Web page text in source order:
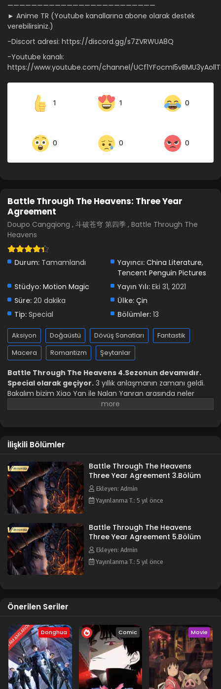
—————————————————————————
► Anime TR (Youtube kanallarına abone olarak destek
verebilirsiniz.)
-Discort adresi: https://discord.gg/s7ZVRWUA8Q
-Youtube kanalı:
https://www.youtube.com/channel/
1 1 0
0 0 0
Battle Through The Heavens: Three Year
Agreement
Doupo Cangqiong , 斗破苍穹 第四季 , Battle Through The
Heavens
Durum: Tamamlandı Yayıncı: China Literature,
Tencent Penguin Pictures
Stüdyo: Motion Magic Yayın Yılı: Eki 31, 2021
Süre: 20 dakika Ülke: Çin
Tip: Special Bölümler: 13
Aksiyon Doğaüstü Dövüş Sanatları
Fantastik
Macera
Romantizm Şeytanlar
Battle Through The Heavens 4.Sezonun devamıdır.
Special olarak geçiyor. 3 yıllık anlaşmanın zamanı geldi.
Bakalım bizim Xiao Yan ile Nalan Yanran arasında neler
geçecek? 5. sezonu izlemek için tıklayınız:
İlişkili Bölümler
Battle Through The Heavens
Three Year Agreement 3.Bölüm
Ekleyen: Admin
Yayınlanma T.: 5 yıl önce
Battle Through The Heavens
Three Year Agreement 5.Bölüm
Ekleyen: Admin
Yayınlanma T.: 5 yıl önce
Önerilen Seriler
TAMAMLANDI Donghua Comic Movie